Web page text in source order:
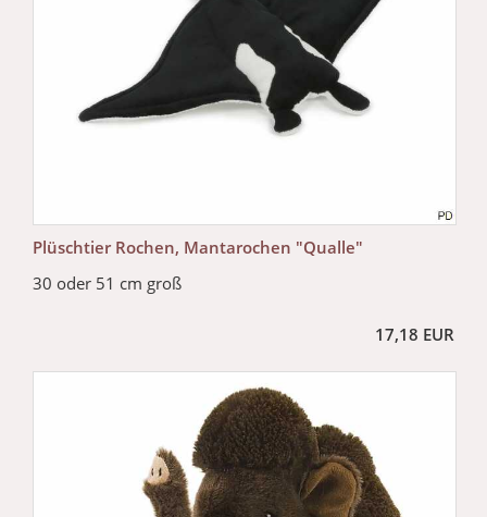
Plüschtier Rochen, Mantarochen "Qualle"
30 oder 51 cm groß
17,18 EUR